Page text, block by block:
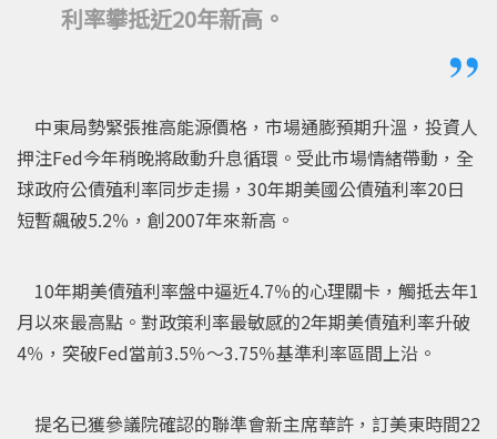
利率攀抵近20年新高。
中東局勢緊張推高能源價格，市場通膨預期升溫，投資人
押注Fed今年稍晚將啟動升息循環。受此市場情緒帶動，全
球政府公債殖利率同步走揚，30年期美國公債殖利率20日
短暫飆破5.2％，創2007年來新高。
10年期美債殖利率盤中逼近4.7％的心理關卡，觸抵去年1
月以來最高點。對政策利率最敏感的2年期美債殖利率升破
4％，突破Fed當前3.5％～3.75％基準利率區間上沿。
提名已獲參議院確認的聯準會新主席華許，訂美東時間22